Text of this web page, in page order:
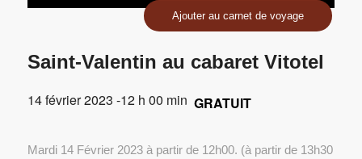
Saint-Valentin au cabaret Vitotel
14 février 2023 -12 h 00 min GRATUIT
Ajouter au carnet de voyage
Mardi 14 Février 2023 à partir de 12h00. (à partir de 13h30